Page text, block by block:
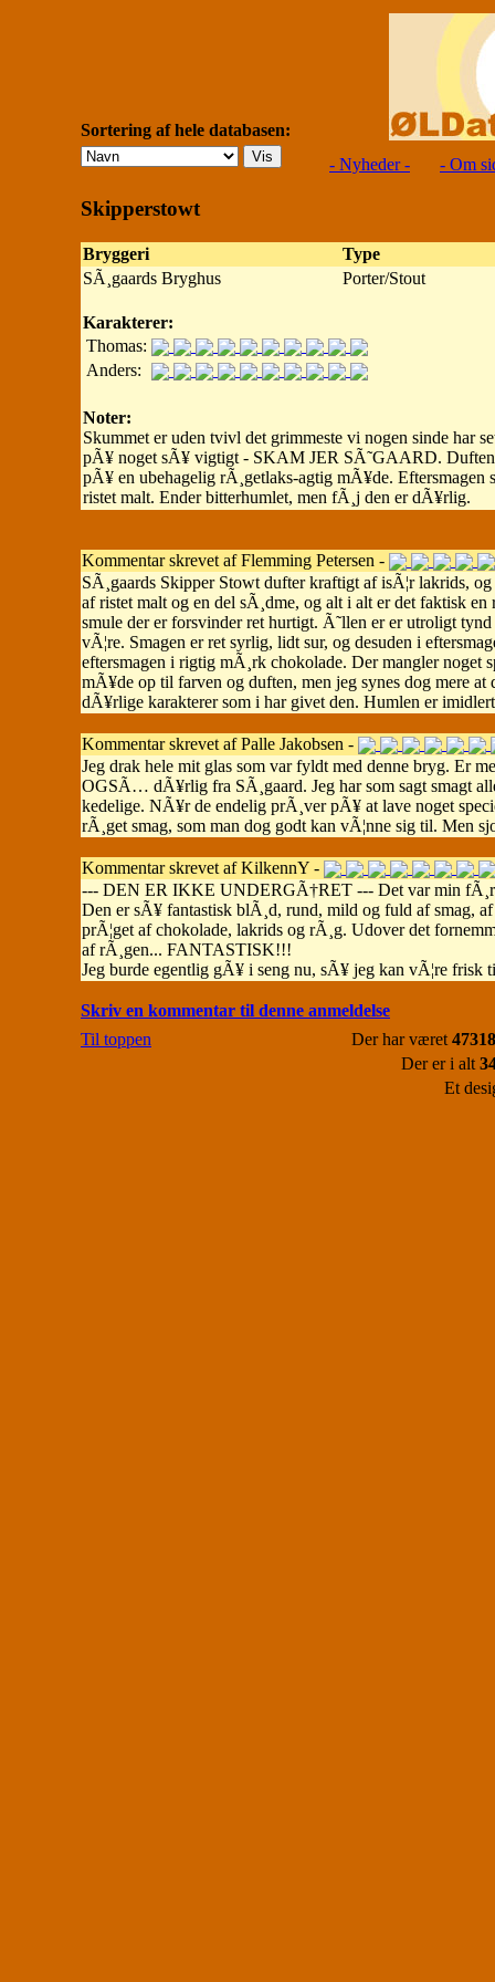
Sortering af hele databasen:
- Nyheder -
- Om
Skipperstowt
Bryggeri
Type
SÃ¸gaards Bryghus
Porter/Stout
Karakterer:
Thomas:
Anders:
Noter:
Skummet er uden tvivl det grimmeste vi nogen sinde har
pÃ¥ noget sÃ¥ vigtigt - SKAM JER SÃ˜GAARD. Duften
pÃ¥ en ubehagelig rÃ¸getlaks-agtig mÃ¥de. Eftersmagen
ristet malt. Ender bitterhumlet, men fÃ¸j den er dÃ¥rlig.
Kommentar skrevet af Flemming Petersen -
SÃ¸gaards Skipper Stowt dufter kraftigt af isÃ¦r lakrids,
af ristet malt og en del sÃ¸dme, og alt i alt er det faktisk
smule der er forsvinder ret hurtigt. Ã˜llen er er utroligt
vÃ¦re. Smagen er ret syrlig, lidt sur, og desuden i
eftersmagen i rigtig mÃ¸rk chokolade. Der mangler noget
mÃ¥de op til farven og duften, men jeg synes dog mere
dÃ¥rlige karakterer som i har givet den. Humlen er
Kommentar skrevet af Palle Jakobsen -
Jeg drak hele mit glas som var fyldt med denne bryg. Er
OGSÃ… dÃ¥rlig fra SÃ¸gaard. Jeg har som sagt smagt
kedelige. NÃ¥r de endelig prÃ¸ver pÃ¥ at lave noget
rÃ¸get smag, som man dog godt kan vÃ¦nne sig til. Men
Kommentar skrevet af KilkennY -
--- DEN ER IKKE UNDERGÃ†RET --- Det var min
Den er sÃ¥ fantastisk blÃ¸d, rund, mild og fuld af smag,
prÃ¦get af chokolade, lakrids og rÃ¸g. Udover det
af rÃ¸gen... FANTASTISK!!!
Jeg burde egentlig gÃ¥ i seng nu, sÃ¥ jeg kan vÃ¦re frisk
Skriv en kommentar til denne anmeldelse
Til toppen
Der har været
Der er i alt
Et